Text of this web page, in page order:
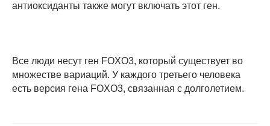
антиоксиданты также могут включать этот ген.
Все люди несут ген FOXO3, который существует во
множестве вариаций. У каждого третьего человека
есть версия гена FOXO3, связанная с долголетием.